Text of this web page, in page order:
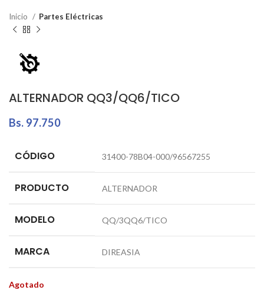
Inicio Partes Eléctricas
ALTERNADOR QQ3/QQ6/TICO
Bs. 97.750
CÓDIGO 31400-78B04-000/96567255
PRODUCTO ALTERNADOR
MODELO QQ/3QQ6/TICO
MARCA DIREASIA
Agotado